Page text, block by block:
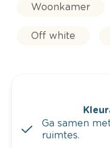
Woonkamer
Off white
Ga samen
ruimtes.